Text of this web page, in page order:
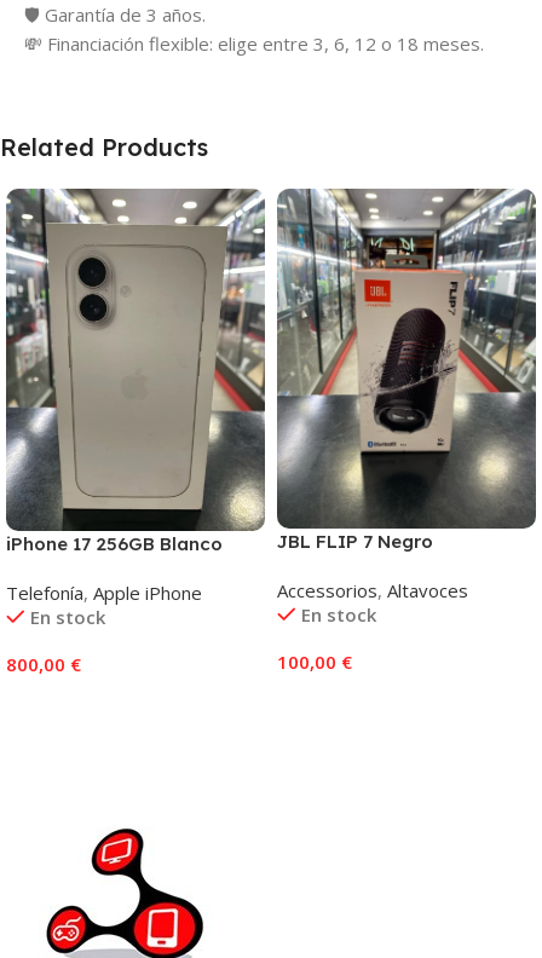
🛡️ Garantía de 3 años.
💸 Financiación flexible: elige entre 3, 6, 12 o 18 meses.
Related Products
iPhone 17 256GB Blanco
Telefonía, Apple iPhone
En stock
800,00 €
JBL FLIP 7 Negro
Accessorios, Altavoces
En stock
100,00 €